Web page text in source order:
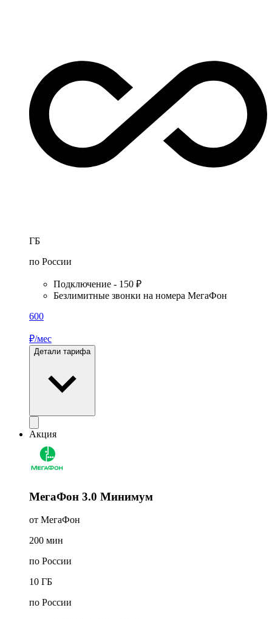
ГБ
по России
Подключение - 150 ₽
Безлимитные звонки на номера МегаФон
600
₽/мес
Детали тарифа
Акция
МегаФон 3.0 Минимум
от МегаФон
200 мин
по России
10 ГБ
по России